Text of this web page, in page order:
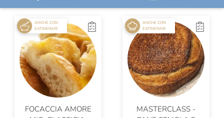
ANCHE CON
EATINERARI
FOCACCIA AMORE
ANCHE CON
EATINERARI
MASTERCLASS -